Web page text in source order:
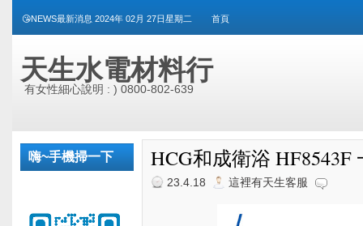
😘NEWS最新消息 2024年 02月 27日星期二 首頁
天生水電材料行
有女性細心說明 : ) 0800-802-639
嗨~手機掃一下 HCG和成衛浴 HF8543F
23.4.18 這裡有天生客服